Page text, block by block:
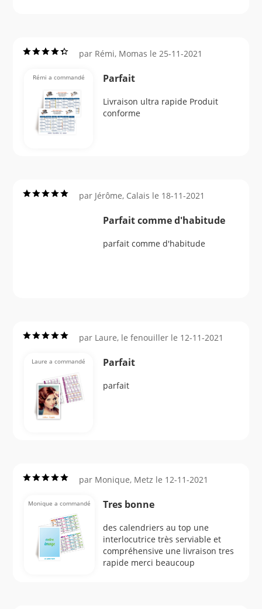
par Rémi, Momas le 25-11-2021
Rémi a commandé Parfait
Livraison ultra rapide Produit
conforme
par Jérôme, Calais le 18-11-2021
Parfait comme d'habitude
parfait comme d'habitude
par Laure, le fenouiller le 12-11-2021
Laure a commandé Parfait
parfait
par Monique, Metz le 12-11-2021
Monique a commandé Tres bonne
des calendriers au top une
interlocutrice très serviable et
compréhensive une livraison tres
rapide merci beaucoup